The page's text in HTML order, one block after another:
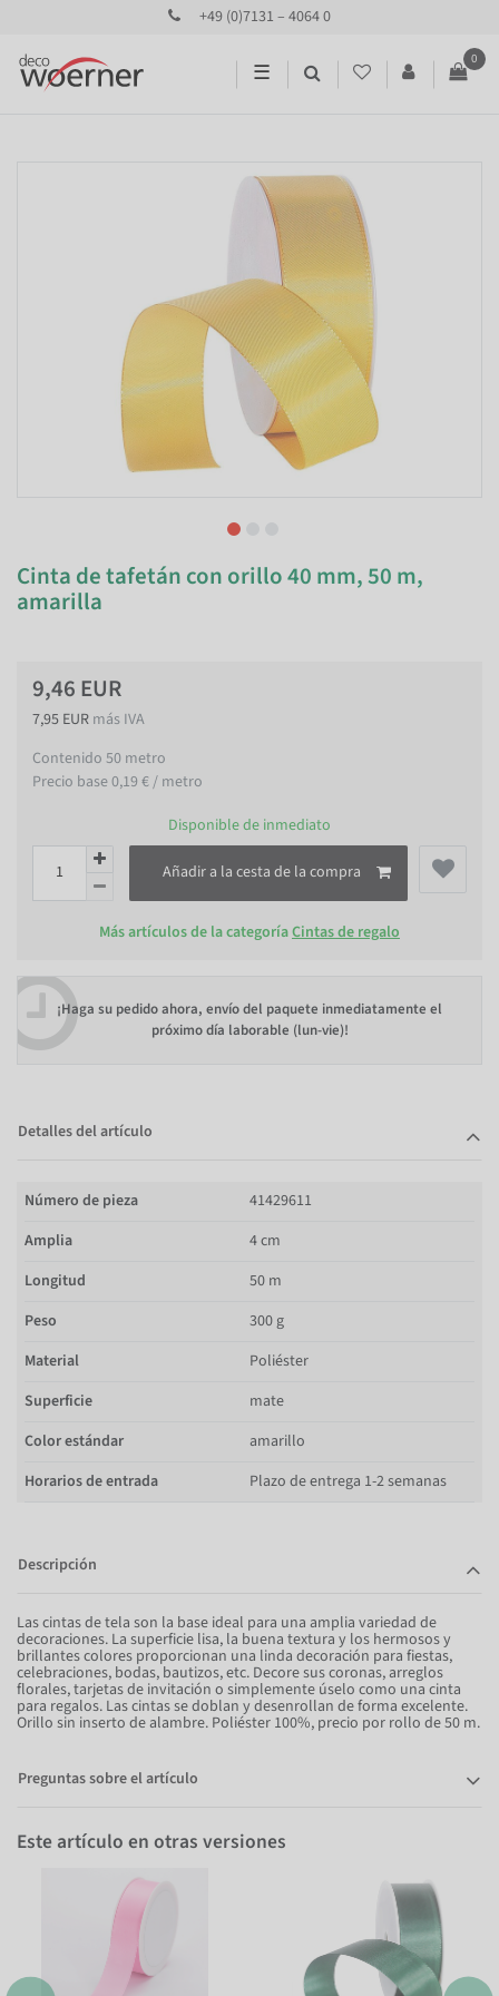
+49 (0)7131 – 4064 0
☰
0
Cinta de tafetán con orillo 40 mm, 50 m,
amarilla
9,46 EUR
7,95 EUR más IVA
Contenido 50 metro
Precio base0,19 € / metro
Disponible de inmediato
Añadir a la cesta de la compra
Más artículos de la categoríaCintas de regalo
¡Haga su pedido ahora, envío del paquete inmediatamente el
próximo día laborable (lun-vie)!
Detalles del artículo
Número de pieza
41429611
Amplia
4 cm
Longitud
50 m
Peso
300 g
Material
Poliéster
Superficie
mate
Color estándar
amarillo
Horarios de entrada
Plazo de entrega 1-2 semanas
Descripción
Las cintas de tela son la base ideal para una amplia variedad de
decoraciones. La superficie lisa, la buena textura y los hermosos y
brillantes colores proporcionan una linda decoración para fiestas,
celebraciones, bodas, bautizos, etc. Decore sus coronas, arreglos
florales, tarjetas de invitación o simplemente úselo como una cinta
para regalos. Las cintas se doblan y desenrollan de forma excelente.
Orillo sin inserto de alambre. Poliéster 100%, precio por rollo de 50 m.
Preguntas sobre el artículo
Este artículo en otras versiones